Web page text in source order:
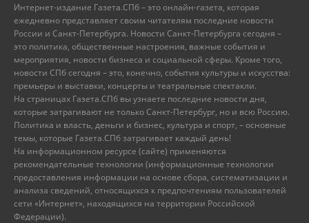
Интернет-издание Газета.СПб – это онлайн-газета, которая
ежедневно представляет своим читателям последние новости
России и Санкт-Петербурга. Новости Санкт-Петербурга сегодня –
это политика, общественные настроения, важные события и
мероприятия, новости бизнеса и социальной сферы. Кроме того,
новости СПб сегодня – это, конечно, события культуры и искусства:
премьеры и выставки, концерты и театральные спектакли.
На страницах Газета.СПб вы узнаете последние новости дня,
которые затрагивают не только Санкт-Петербург, но и всю Россию.
Политика и власть, деньги и бизнес, культура и спорт, – основные
темы, которые Газета.СПб затрагивает каждый день!
На информационном ресурсе (сайте) применяются
рекомендательные технологии (информационные технологии
предоставления информации на основе сбора, систематизации и
анализа сведений, относящихся к предпочтениям пользователей
сети «Интернет», находящихся на территории Российской
Федерации).